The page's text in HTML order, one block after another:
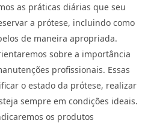
as práticas diárias que seu
a prótese, incluindo como
de maneira apropriada.
sobre a importância
profissionais. Essas
o estado da prótese, realizar
sempre em condições ideais.
os produtos